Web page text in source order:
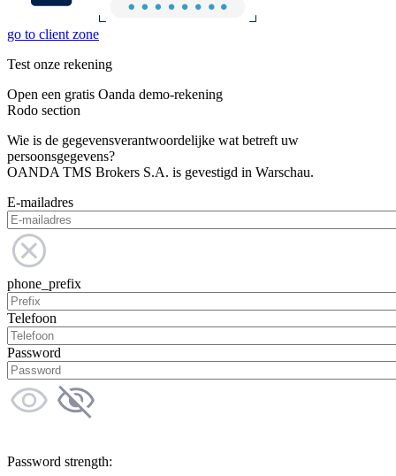
go to client zone
Test onze rekening
Open een gratis Oanda demo-rekening
Rodo section
Wie is de gegevensverantwoordelijke wat betreft uw
persoonsgegevens?
OANDA TMS Brokers S.A. is gevestigd in Warschau.
E-mailadres
phone_prefix
Telefoon
Password
Password strength: